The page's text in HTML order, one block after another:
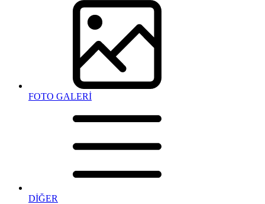
FOTO GALERİ
DİĞER